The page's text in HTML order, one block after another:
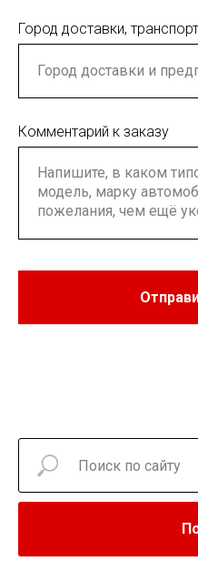
Город доставки,
Комментарий к заказу